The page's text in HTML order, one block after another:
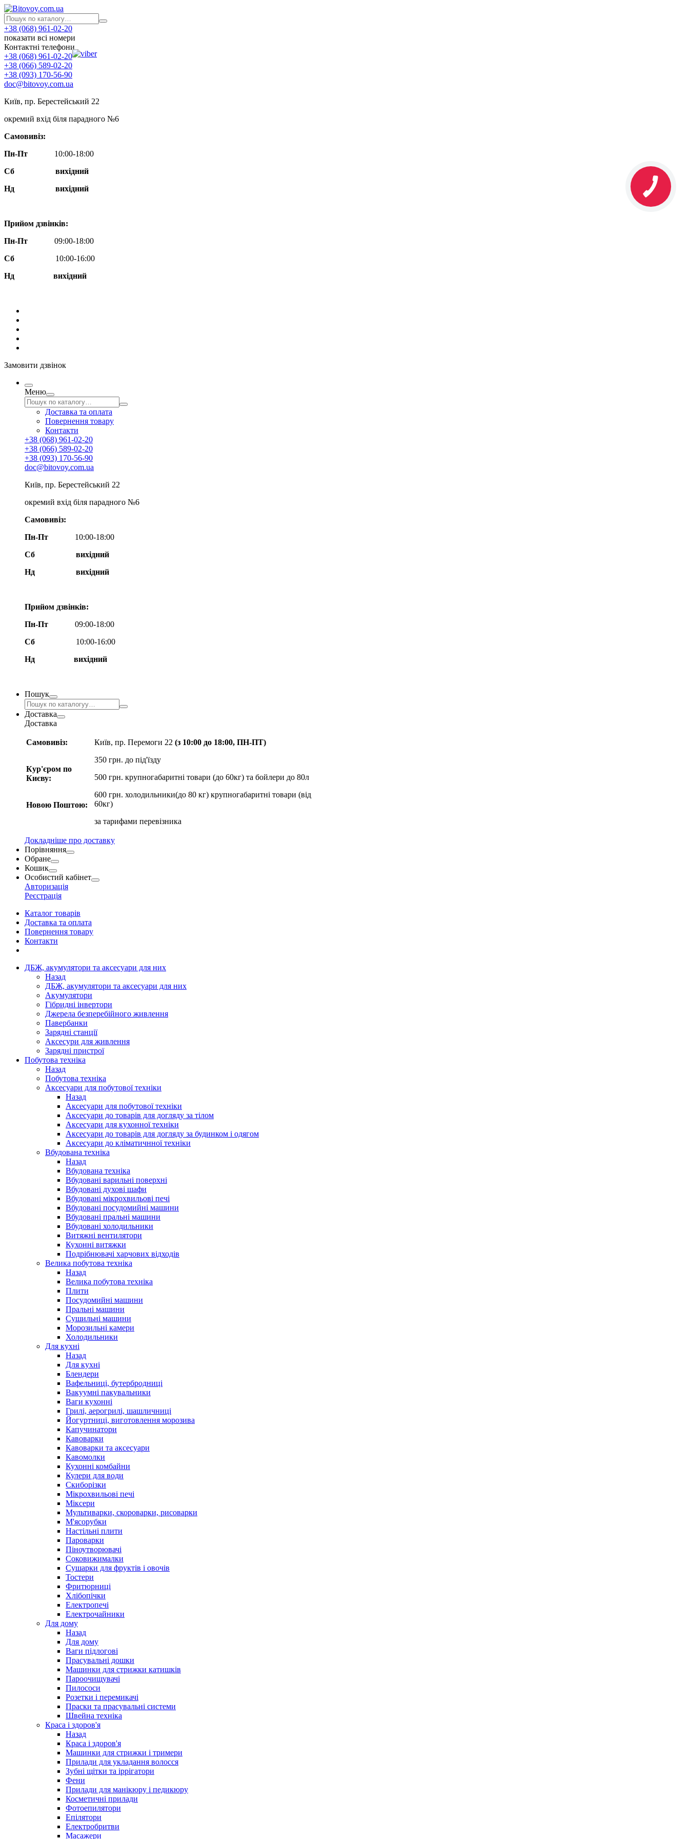
+38 (068) 961-02-20
показати всі номери
Контактні телефони
+38 (068) 961-02-20
+38 (066) 589-02-20
+38 (093) 170-56-90
doc@bitovoy.com.ua
Київ, пр. Берестейський 22
окремий вхід біля парадного №6
Самовивіз:
Пн-Пт
10:00-18:00
Сб
вихідний
Нд
вихідний
Прийом дзвінків:
Пн-Пт
09:00-18:00
Сб
10:00-16:00
Нд вихідний
Замовити дзвінок
Меню
Доставка та оплата
Повернення товару
Контакти
+38 (068) 961-02-20
+38 (066) 589-02-20
+38 (093) 170-56-90
doc@bitovoy.com.ua
Київ, пр. Берестейський 22
окремий вхід біля парадного №6
Самовивіз:
Пн-Пт
10:00-18:00
Сб
вихідний
Нд
вихідний
Прийом дзвінків:
Пн-Пт
09:00-18:00
Сб
10:00-16:00
Нд вихідний
Пошук
Доставка
Доставка
Самовивіз:
Кур'єром по
Києву:
Новою Поштою:
Київ, пр. Перемоги 22 (з 10:00 до 18:00, ПН-ПТ)
350 грн. до під'їзду
500 грн. крупногабаритні товари (до 60кг) та бойлери до 80л
600 грн. холодильники(до 80 кг) крупногабаритні товари (від
60кг)
за тарифами перевізника
Докладніше про доставку
Порівняння
Обране
Кошик
Особистий кабінет
Авторизація
Реєстрація
Каталог товарів
Доставка та оплата
Повернення товару
Контакти
ДБЖ, акумулятори та аксесуари для них
Назад
ДБЖ, акумулятори та аксесуари для них
Акумулятори
Гібридні інвертори
Джерела безперебійного живлення
Павербанки
Зарядні станції
Аксесури для живлення
Зарядні пристрої
Побутова техніка
Назад
Побутова техніка
Аксесуари для побутової техніки
Назад
Аксесуари для побутової техніки
Аксесуари до товарів для догляду за тілом
Аксесуари для кухонної техніки
Аксесуари до товарів для догляду за будинком і одягом
Аксесуари до кліматичнної техніки
Вбудована техніка
Назад
Вбудована техніка
Вбудовані варильні поверхні
Вбудовані духові шафи
Вбудовані мікрохвильові печі
Вбудовані посудомийні машини
Вбудовані пральні машини
Вбудовані холодильники
Витяжні вентилятори
Кухонні витяжки
Подрібнювачі харчових відходів
Велика побутова техніка
Назад
Велика побутова техніка
Плити
Посудомийні машини
Пральні машини
Сушильні машини
Морозильні камери
Холодильники
Для кухні
Назад
Для кухні
Блендери
Вафельниці, бутербродниці
Вакуумні пакувальники
Ваги кухонні
Грилі, аерогрилі, шашличниці
Йогуртниці, виготовлення морозива
Капучинатори
Кавоварки
Кавоварки та аксесуари
Кавомолки
Кухонні комбайни
Кулери для води
Скиборізки
Мікрохвильові печі
Міксери
Мультиварки, скороварки, рисоварки
М'ясорубки
Настільні плити
Пароварки
Піноутворювачі
Соковижималки
Сушарки для фруктів і овочів
Тостери
Фритюрниці
Хлібопічки
Електропечі
Електрочайники
Для дому
Назад
Для дому
Ваги підлогові
Прасувальні дошки
Машинки для стрижки катишків
Пароочищувачі
Пилососи
Розетки і перемикачі
Праски та прасувальні системи
Швейна техніка
Краса і здоров'я
Назад
Краса і здоров'я
Машинки для стрижки і тримери
Прилади для укладання волосся
Зубні щітки та іррігатори
Фени
Прилади для манікюру і педикюру
Косметичні прилади
Фотоепилятори
Епілятори
Електробритви
Масажери